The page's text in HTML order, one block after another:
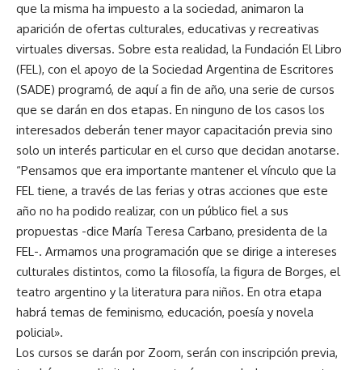
que la misma ha impuesto a la sociedad, animaron la
aparición de ofertas culturales, educativas y recreativas
virtuales diversas. Sobre esta realidad, la Fundación El Libro
(FEL), con el apoyo de la Sociedad Argentina de Escritores
(SADE) programó, de aquí a fin de año, una serie de cursos
que se darán en dos etapas. En ninguno de los casos los
interesados deberán tener mayor capacitación previa sino
solo un interés particular en el curso que decidan anotarse.
“Pensamos que era importante mantener el vínculo que la
FEL tiene, a través de las ferias y otras acciones que este
año no ha podido realizar, con un público fiel a sus
propuestas -dice María Teresa Carbano, presidenta de la
FEL-. Armamos una programación que se dirige a intereses
culturales distintos, como la filosofía, la figura de Borges, el
teatro argentino y la literatura para niños. En otra etapa
habrá temas de feminismo, educación, poesía y novela
policial».
Los cursos se darán por Zoom, serán con inscripción previa,